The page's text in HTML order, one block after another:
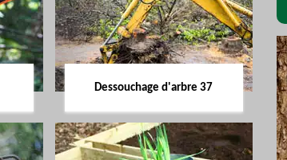
Dessouchage d'arbre 37